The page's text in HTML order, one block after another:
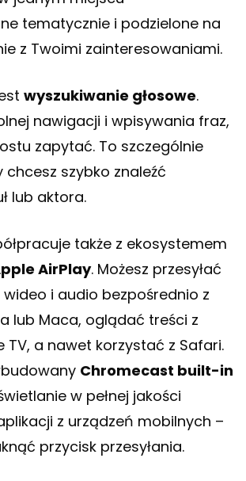
tematycznie i podzielone na
z Twoimi zainteresowaniami.
wyszukiwanie głosowe.
nawigacji i wpisywania fraz,
zapytać. To szczególnie
szybko znaleźć
lub aktora.
także z ekosystemem
AirPlay. Możesz przesyłać
i audio bezpośrednio z
lub Maca, oglądać treści z
TV, a nawet korzystać z Safari.
Chromecast built-in
w pełnej jakości
z urządzeń mobilnych –
przycisk przesyłania.